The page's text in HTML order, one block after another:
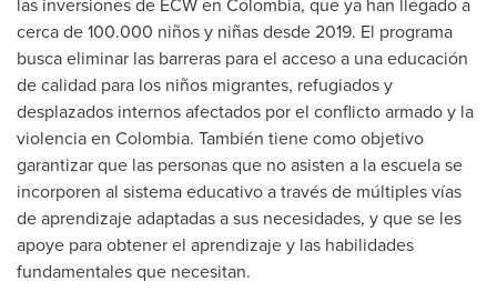
cerca de 100.000 niños y niñas desde 2019. El programa
busca eliminar las barreras para el acceso a una educación
de calidad para los niños migrantes, refugiados y
desplazados internos afectados por el conflicto armado y la
violencia en Colombia. También tiene como objetivo
garantizar que las personas que no asisten a la escuela se
incorporen al sistema educativo a través de múltiples vías
de aprendizaje adaptadas a sus necesidades, y que se les
apoye para obtener el aprendizaje y las habilidades
fundamentales que necesitan.